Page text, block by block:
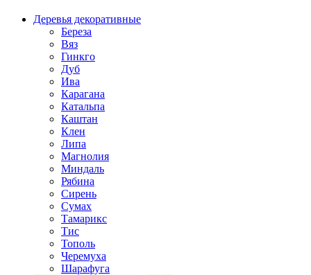
Деревья декоративные
Береза
Вяз
Гинкго
Дуб
Ива
Карагана
Катальпа
Каштан
Клен
Липа
Магнолия
Миндаль
Рябина
Сирень
Сумах
Тамарикс
Тис
Тополь
Черемуха
Шарафуга